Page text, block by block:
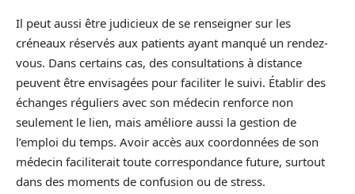
Il peut aussi être judicieux de se renseigner sur les
créneaux réservés aux patients ayant manqué un rendez-
vous. Dans certains cas, des consultations à distance
peuvent être envisagées pour faciliter le suivi. Établir des
échanges réguliers avec son médecin renforce non
seulement le lien, mais améliore aussi la gestion de
l’emploi du temps. Avoir accès aux coordonnées de son
médecin faciliterait toute correspondance future, surtout
dans des moments de confusion ou de stress.